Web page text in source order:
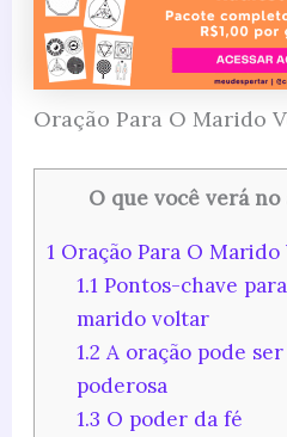
Oração Para O Marido
O que você verá
1Oração Para O Marido
1.1 Pontos-chave
marido voltar
1.2 A oração pode
poderosa
1.3 O poder da fé